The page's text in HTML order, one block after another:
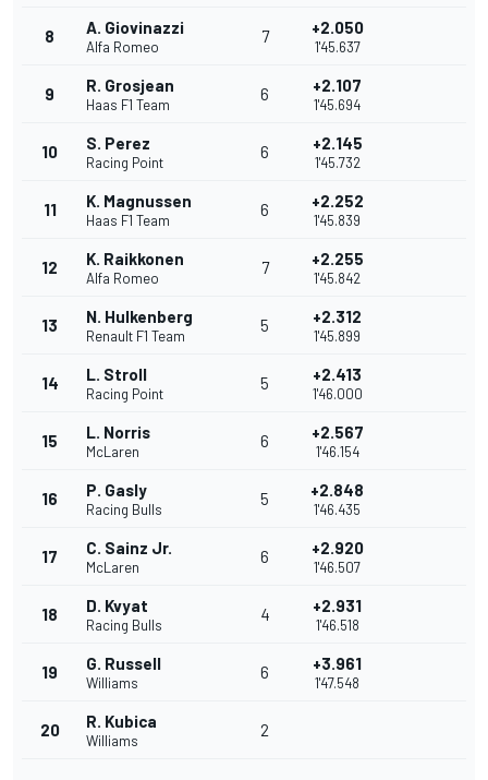
8 A. Giovinazzi
Alfa Romeo
7 +2.050
1'45.637
9 R. Grosjean
Haas F1 Team
6 +2.107
1'45.694
10 S. Perez
Racing Point
6 +2.145
1'45.732
11 K. Magnussen
Haas F1 Team
6 +2.252
1'45.839
12 K. Raikkonen
Alfa Romeo
7 +2.255
1'45.842
13 N. Hulkenberg
Renault F1 Team
5 +2.312
1'45.899
14 L. Stroll
Racing Point
5 +2.413
1'46.000
15 L. Norris
McLaren
6 +2.567
1'46.154
16 P. Gasly
Racing Bulls
5 +2.848
1'46.435
17 C. Sainz Jr.
McLaren
6 +2.920
1'46.507
18 D. Kvyat
Racing Bulls
4 +2.931
1'46.518
19 G. Russell
Williams
6 +3.961
1'47.548
20 R. Kubica
Williams
2